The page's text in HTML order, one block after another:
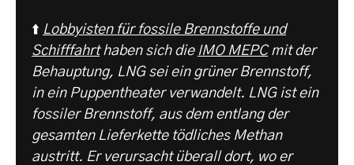
⬆️ Lobbyisten für fossile Brennstoffe und
Schifffahrthaben sich die IMO MEPCmit der
Behauptung, LNG sei ein grüner Brennstoff,
in ein Puppentheater verwandelt. LNG ist ein
fossiler Brennstoff, aus dem entlang der
gesamten Lieferkette tödliches Methan
austritt. Er verursacht überall dort, wo er